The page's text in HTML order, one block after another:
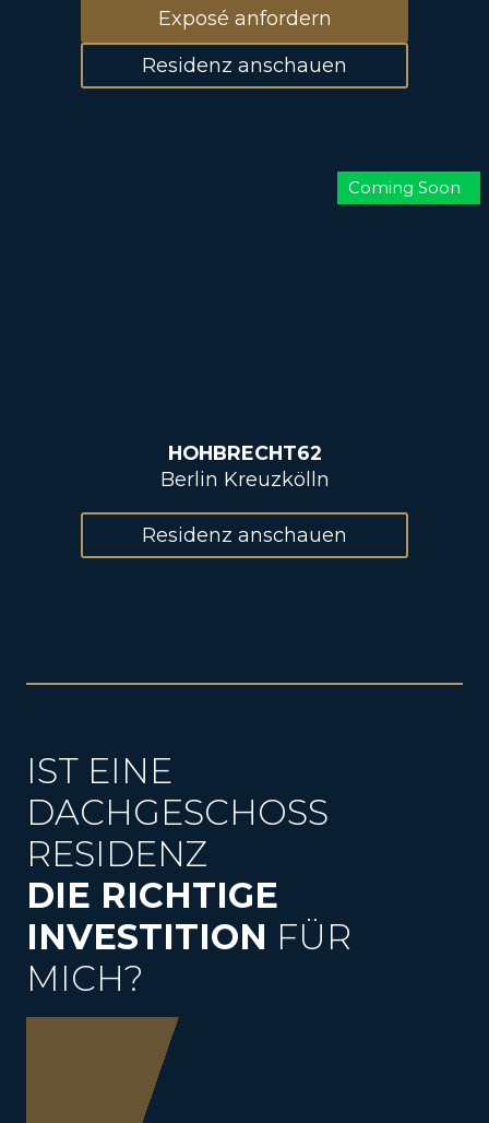
Exposé anfordern
Residenz anschauen
Coming Soon
HOHBRECHT62
Berlin Kreuzkölln
Residenz anschauen
IST EINE
DACHGESCHOSS
RESIDENZ
DIE RICHTIGE
INVESTITION FÜR
MICH?